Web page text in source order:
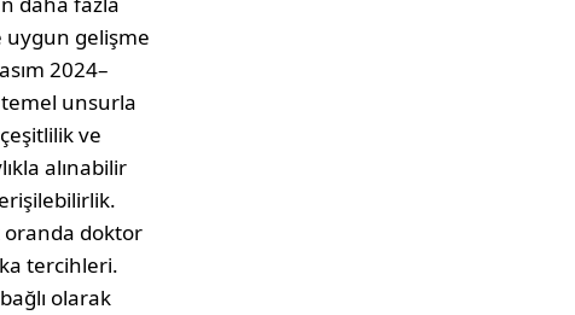
uygun gelişme
2024–
temel unsurla
ve
alınabilir
oranda doktor
tercihleri.
olarak